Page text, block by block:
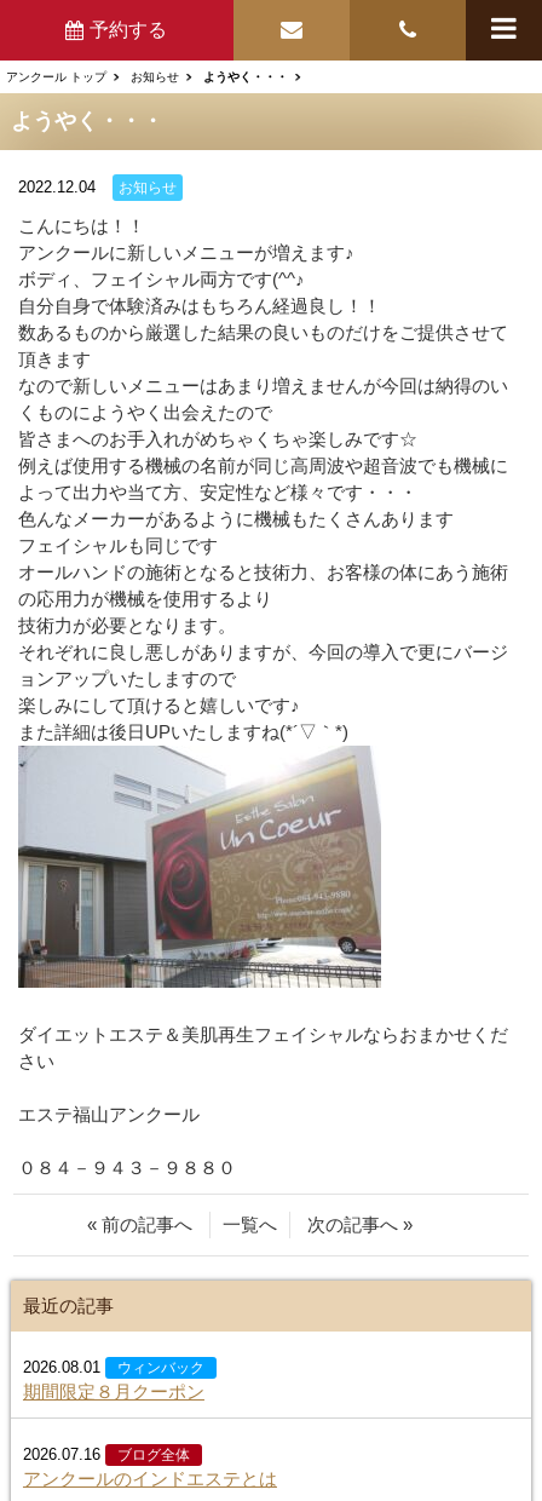
予約する
アンクール トップ お知らせ ようやく・・・
ようやく・・・
2022.12.04 お知らせ
こんにちは！！
アンクールに新しいメニューが増えます♪
ボディ、フェイシャル両方です(^^♪
自分自身で体験済みはもちろん経過良し！！
数あるものから厳選した結果の良いものだけをご提供させて
頂きます
なので新しいメニューはあまり増えませんが今回は納得のい
くものにようやく出会えたので
皆さまへのお手入れがめちゃくちゃ楽しみです☆
例えば使用する機械の名前が同じ高周波や超音波でも機械に
よって出力や当て方、安定性など様々です・・・
色んなメーカーがあるように機械もたくさんあります
フェイシャルも同じです
オールハンドの施術となると技術力、お客様の体にあう施術
の応用力が機械を使用するより
技術力が必要となります。
それぞれに良し悪しがありますが、今回の導入で更にバージ
ョンアップいたしますので
楽しみにして頂けると嬉しいです♪
また詳細は後日UPいたしますね(*´▽｀*)
ダイエットエステ＆美肌再生フェイシャルならおまかせくだ
さい
エステ福山アンクール
０８４－９４３－９８８０
« 前の記事へ 一覧へ 次の記事へ »
最近の記事
2026.08.01 ウィンバック
期間限定８月クーポン
2026.07.16 ブログ全体
アンクールのインドエステとは